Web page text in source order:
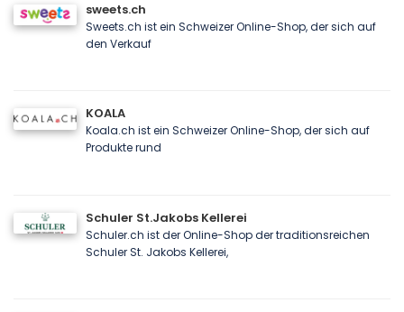
sweets.ch
Sweets.ch ist ein Schweizer Online-Shop, der sich auf
den Verkauf
KOALA
Koala.ch ist ein Schweizer Online-Shop, der sich auf
Produkte rund
Schuler St.Jakobs Kellerei
Schuler.ch ist der Online-Shop der traditionsreichen
Schuler St. Jakobs Kellerei,